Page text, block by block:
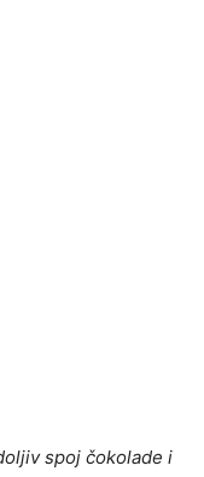
spoj čokolade i